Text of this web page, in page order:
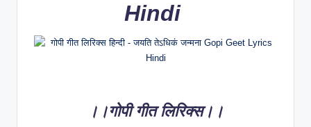
Hindi
।।गोपी गीत लिरिक्स।।